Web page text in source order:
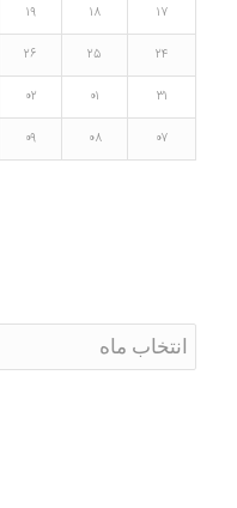
۱۷
۱۸ ۱۹
۲۴
۲۵ ۲۶
۳۱
۰۱ ۰۲
۰۷
۰۸ ۰۹